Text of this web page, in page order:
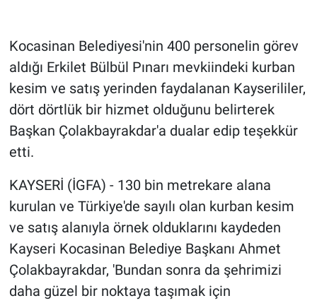
Kocasinan Belediyesi'nin 400 personelin görev
aldığı Erkilet Bülbül Pınarı mevkiindeki kurban
kesim ve satış yerinden faydalanan Kayserililer,
dört dörtlük bir hizmet olduğunu belirterek
Başkan Çolakbayrakdar'a dualar edip teşekkür
etti.
KAYSERİ (İGFA) - 130 bin metrekare alana
kurulan ve Türkiye'de sayılı olan kurban kesim
ve satış alanıyla örnek olduklarını kaydeden
Kayseri Kocasinan Belediye Başkanı Ahmet
Çolakbayrakdar, 'Bundan sonra da şehrimizi
daha güzel bir noktaya taşımak için